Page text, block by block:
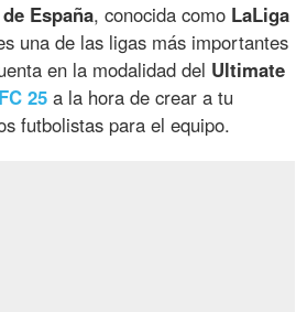
España, conocida como LaLiga
una de las ligas más importantes
en la modalidad del Ultimate
25 a la hora de crear a tu
futbolistas para el equipo.